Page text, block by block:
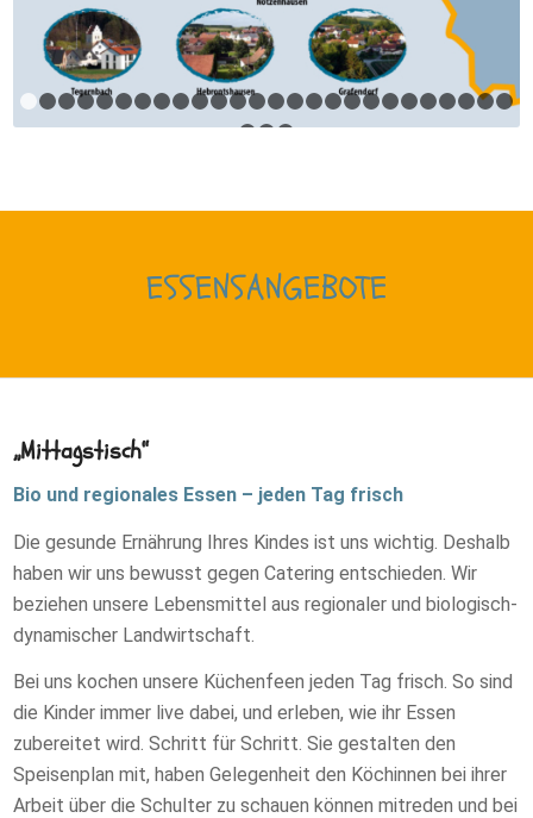
1 2 3 4 5 6 7 8 9 1011121314151617181920
ESSENSANGEBOTE
„Mittagstisch“
Bio und regionales Essen – jeden Tag frisch
Die gesunde Ernährung Ihres Kindes ist uns wichtig. Deshalb
haben wir uns bewusst gegen Catering entschieden. Wir
beziehen unsere Lebensmittel aus regionaler und biologisch-
dynamischer Landwirtschaft.
Bei uns kochen unsere Küchenfeen jeden Tag frisch. So sind
die Kinder immer live dabei, und erleben, wie ihr Essen
zubereitet wird. Schritt für Schritt. Sie gestalten den
Speisenplan mit, haben Gelegenheit den Köchinnen bei ihrer
Arbeit über die Schulter zu schauen können mitreden und bei